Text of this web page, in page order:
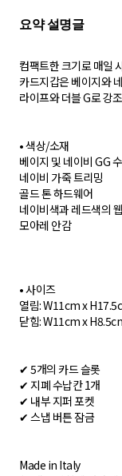
요약 설명글
컴팩트한 크기로 매일
카드지갑은 베이지와
라이프와 더블 G로 강
• 색상/소재
베이지 및 네이비 GG
네이비 가죽 트리밍
골드 톤 하드웨어
네이비색과 레드색의 웹
모아레 안감
• 사이즈
열림: W11cm x
닫힘: W11cm x
✔ 5개의 카드 슬롯
✔ 지폐 수납칸 1개
✔ 내부 지퍼 포켓
✔ 스냅 버튼 잠금
Made in Italy